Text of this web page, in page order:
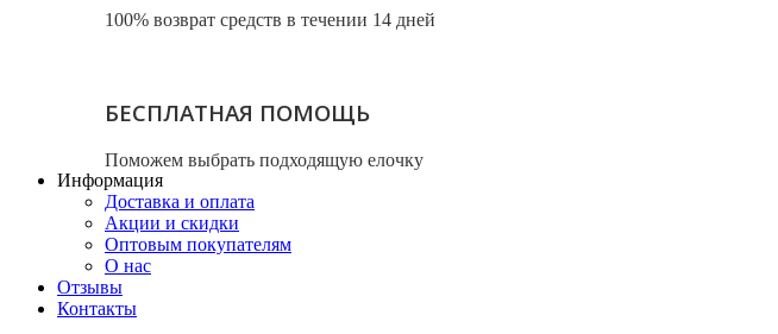
100% возврат средств в течении 14 дней
БЕСПЛАТНАЯ ПОМОЩЬ
Поможем выбрать подходящую елочку
Информация
Доставка и оплата
Акции и скидки
Оптовым покупателям
О нас
Отзывы
Контакты